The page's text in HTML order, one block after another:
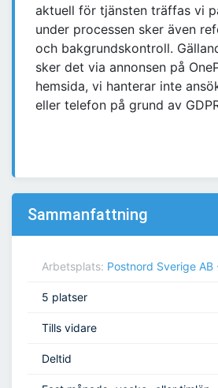
aktuell för tjänsten träffas vi
under processen sker även
och bakgrundskontroll.
sker det via annonsen på
hemsida, vi hanterar inte
eller telefon på grund av
Sammanfattning
Arbetsplats: Postnord Sverige
5 platser
Tills vidare
Deltid